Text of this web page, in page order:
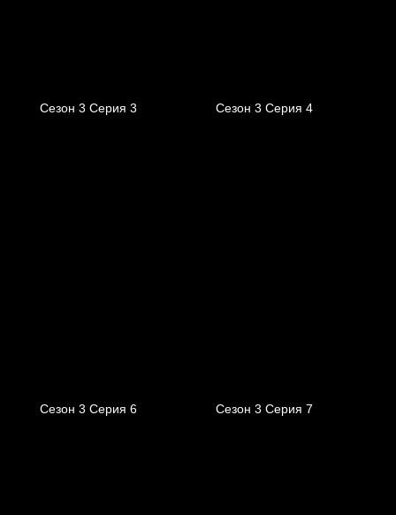
Сезон 3 Серия 3 Сезон 3 Серия 4
Сезон 3 Серия 6 Сезон 3 Серия 7